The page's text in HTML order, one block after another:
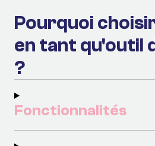
Pourquoi
en tant qu'outil
?
Fonctionnalités